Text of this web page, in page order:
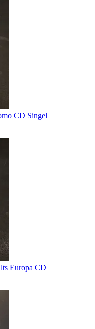
CD Singel
Europa CD